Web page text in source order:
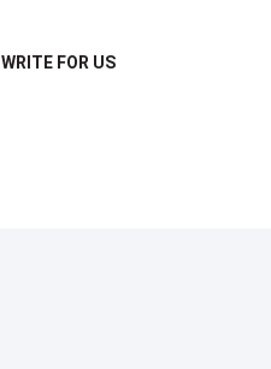
WRITE FOR US